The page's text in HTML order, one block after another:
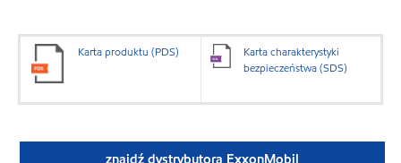
Karta produktu (PDS)
Karta charakterystyki
bezpieczeństwa (SDS)
znajdź dystrybutora ExxonMobil